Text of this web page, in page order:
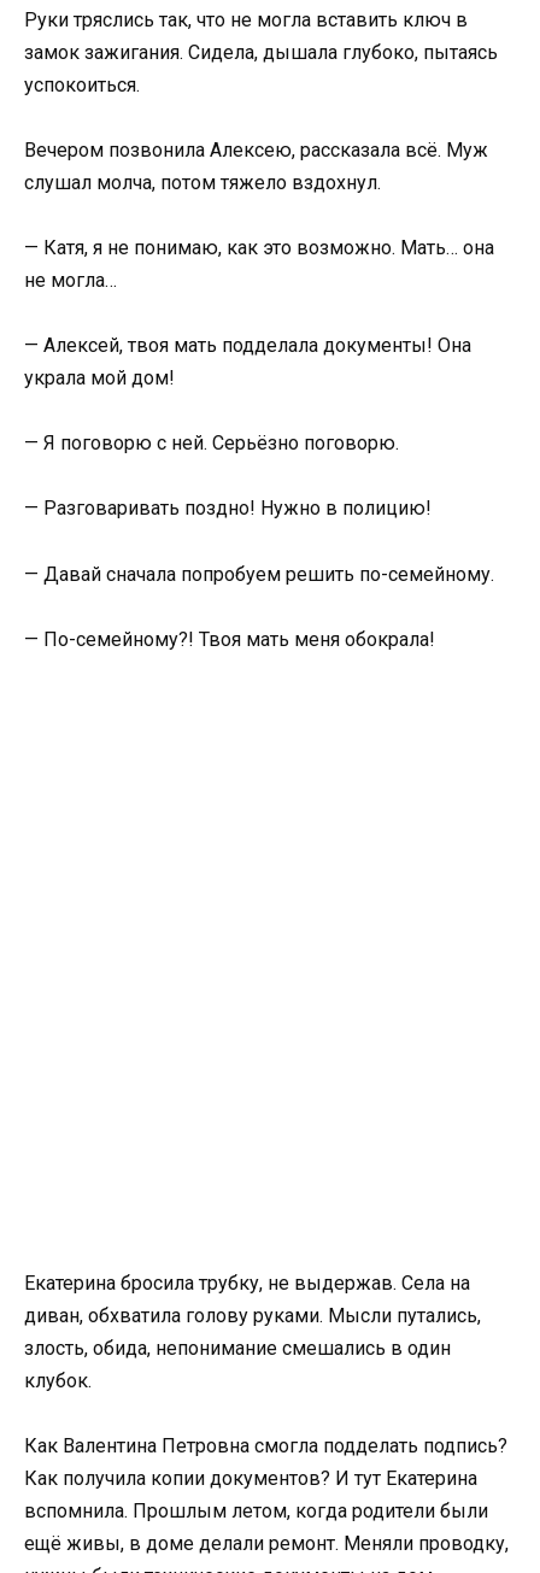
Руки тряслись так, что не могла вставить ключ в
замок зажигания. Сидела, дышала глубоко, пытаясь
успокоиться.
Вечером позвонила Алексею, рассказала всё. Муж
слушал молча, потом тяжело вздохнул.
— Катя, я не понимаю, как это возможно. Мать… она
не могла…
— Алексей, твоя мать подделала документы! Она
украла мой дом!
— Я поговорю с ней. Серьёзно поговорю.
— Разговаривать поздно! Нужно в полицию!
— Давай сначала попробуем решить по-семейному.
— По-семейному?! Твоя мать меня обокрала!
Екатерина бросила трубку, не выдержав. Села на
диван, обхватила голову руками. Мысли путались,
злость, обида, непонимание смешались в один
клубок.
Как Валентина Петровна смогла подделать подпись?
Как получила копии документов? И тут Екатерина
вспомнила. Прошлым летом, когда родители были
ещё живы, в доме делали ремонт. Меняли проводку,